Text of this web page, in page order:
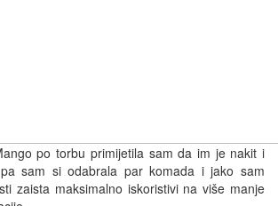
po torbu primijetila sam da im je nakit i
sam si odabrala par komada i jako sam
zaista maksimalno iskoristivi na više manje